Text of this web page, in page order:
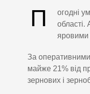
П
огодні
області.
яровими
За
майже 21% від
зернових і